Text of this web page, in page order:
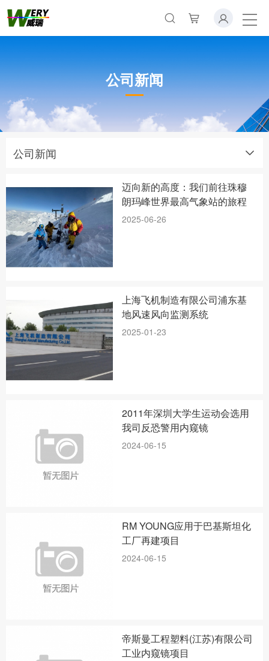
公司新闻
公司新闻
迈向新的高度：我们前往珠穆
朗玛峰世界最高气象站的旅程
2025-06-26
上海飞机制造有限公司浦东基
地风速风向监测系统
2025-01-23
2011年深圳大学生运动会选用
我司反恐警用内窥镜
2024-06-15
RM YOUNG应用于巴基斯坦化
工厂再建项目
2024-06-15
帝斯曼工程塑料(江苏)有限公司
工业内窥镜项目